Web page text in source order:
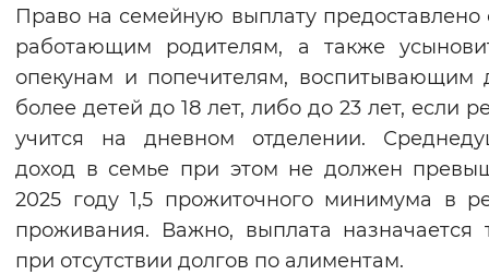
Право на семейную выплату предоставлено
работающим родителям, а также
опекунам и попечителям, воспитывающим
более детей до 18 лет, либо до 23 лет, если
учится на дневном отделении.
доход в семье при этом не должен
2025 году 1,5 прожиточного минимума в
проживания. Важно, выплата назначается
при отсутствии долгов по алиментам.